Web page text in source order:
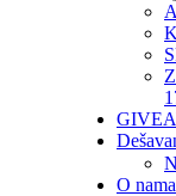
O nama